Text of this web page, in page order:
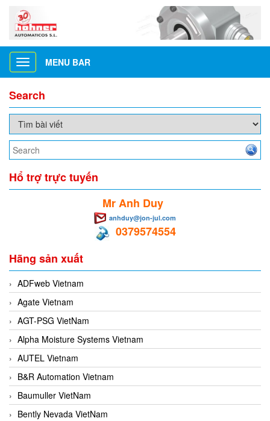
Toggle
navigation
MENU BAR
Search
Hổ trợ trực tuyến
Mr Anh Duy
anhduy@jon-jul.com
0379574554
Hãng sản xuất
ADFweb Vietnam
Agate Vietnam
AGT-PSG VietNam
Alpha Moisture Systems Vietnam
AUTEL Vietnam
B&R Automation Vietnam
Baumuller VietNam
Bently Nevada VietNam